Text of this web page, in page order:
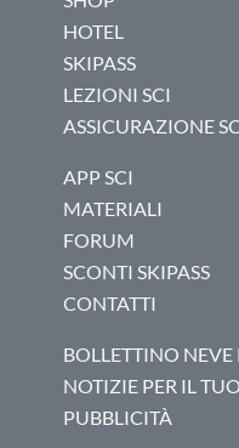
HOTEL
SKIPASS
LEZIONI SCI
ASSICURAZIONE
APP SCI
MATERIALI
FORUM
SCONTI SKIPASS
CONTATTI
BOLLETTINO NEVE
NOTIZIE PER IL
PUBBLICITÀ